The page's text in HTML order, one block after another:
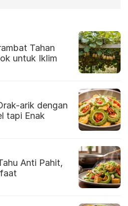
Tahan
untuk Iklim
arik dengan
tapi Enak
Anti Pahit,